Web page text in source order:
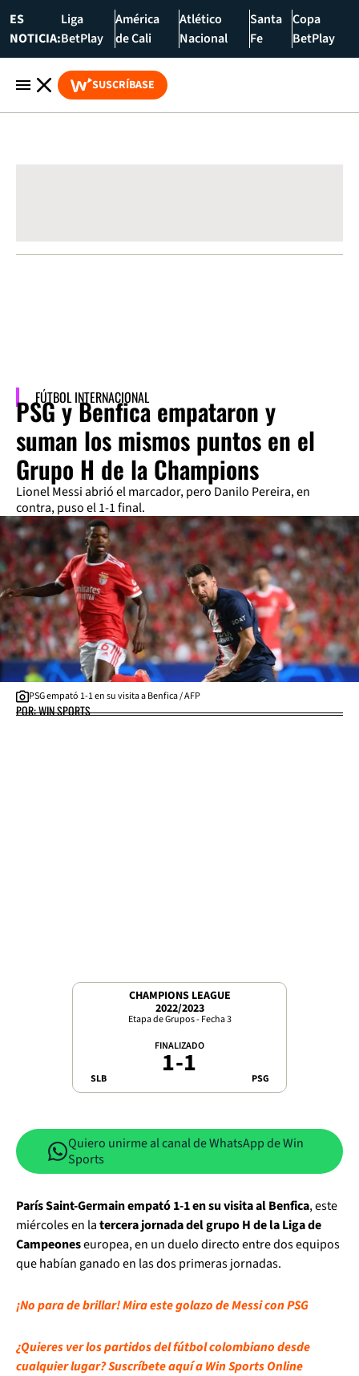
ES
NOTICIA:
Liga
BetPlay
América
de Cali
Atlético
Nacional
Santa
Fe
Copa
BetPlay
SUSCRÍBASE
FÚTBOL INTERNACIONAL
PSG y Benfica empataron y
suman los mismos puntos en el
Grupo H de la Champions
Lionel Messi abrió el marcador, pero Danilo Pereira, en
contra, puso el 1-1 final.
PSG empató 1-1 en su visita a Benfica / AFP
POR: WIN SPORTS
CHAMPIONS LEAGUE
2022/2023
Etapa de Grupos - Fecha 3
SLB
FINALIZADO
1-1 PSG
Quiero unirme al canal de WhatsApp de Win
Sports
París Saint-Germain empató 1-1 en su visita al Benfica, este
miércoles en latercera jornada del grupo H de la Liga de
Campeoneseuropea, en un duelo directo entre dos equipos
que habían ganado en las dos primeras jornadas.
¡No para de brillar! Mira este golazo de Messi con PSG
¿Quieres ver los partidos del fútbol colombiano desde
cualquier lugar? Suscríbete aquí a Win Sports Online